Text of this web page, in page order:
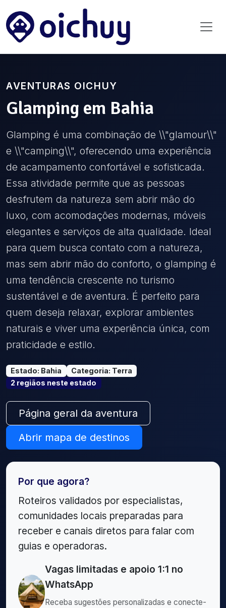
AVENTURAS OICHUY
Glamping em Bahia
Glamping é uma combinação de \\"glamour\\"
e \\"camping\\", oferecendo uma experiência
de acampamento confortável e sofisticada.
Essa atividade permite que as pessoas
desfrutem da natureza sem abrir mão do
luxo, com acomodações modernas, móveis
elegantes e serviços de alta qualidade. Ideal
para quem busca contato com a natureza,
mas sem abrir mão do conforto, o glamping é
uma tendência crescente no turismo
sustentável e de aventura. É perfeito para
quem deseja relaxar, explorar ambientes
naturais e viver uma experiência única, com
praticidade e estilo.
Estado: Bahia Categoria: Terra
2 regiãos neste estado
Página geral da aventura
Abrir mapa de destinos
Por que agora?
Roteiros validados por especialistas,
comunidades locais preparadas para
receber e canais diretos para falar com
guias e operadoras.
Vagas limitadas e apoio 1:1 no
WhatsApp
Receba sugestões personalizadas e conecte-